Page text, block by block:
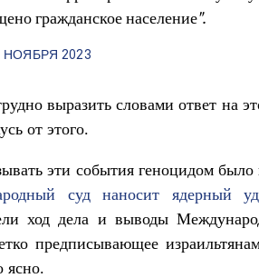
гражданское население".
НОЯБРЯ 2023
выразить словами ответ на
от этого.
эти события геноцидом
суд наносит ядерный
ход дела и выводы
предписывающее
ясно.